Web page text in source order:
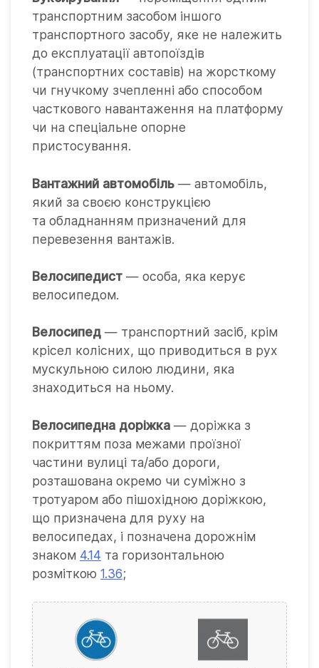
транспортним засобом іншого
транспортного засобу, яке не належить
до експлуатації автопоїздів
(транспортних составів) на жорсткому
чи гнучкому зчепленні або способом
часткового навантаження на платформу
чи на спеціальне опорне
пристосування.
Вантажний автомобіль — автомобіль,
який за своєю конструкцією
та обладнанням призначений для
перевезення вантажів.
Велосипедист — особа, яка керує
велосипедом.
Велосипед — транспортний засіб, крім
крісел колісних, що приводиться в рух
мускульною силою людини, яка
знаходиться на ньому.
Велосипедна доріжка — доріжка з
покриттям поза межами проїзної
частини вулиці та/або дороги,
розташована окремо чи суміжно з
тротуаром або пішохідною доріжкою,
що призначена для руху на
велосипедах, і позначена дорожнім
знаком 4.14 та горизонтальною
розміткою 1.36;